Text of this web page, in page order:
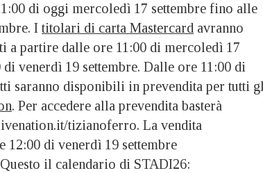
di oggi mercoledì 17 settembre fino alle
I titolari di carta Mastercard avranno
a partire dalle ore 11:00 di mercoledì 17
venerdì 19 settembre. Dalle ore 11:00 di
saranno disponibili in prevendita per tutti
. Per accedere alla prevendita basterà
tizianoferro. La vendita
12:00 di venerdì 19 settembre
il calendario di STADI26: